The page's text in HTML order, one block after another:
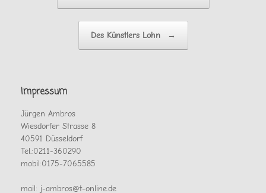
Des Künstlers Lohn →
Impressum
Jürgen Ambros
Wiesdorfer Strasse 8
40591 Düsseldorf
Tel.:0211-360290
mobil:0175-7065585
mail: j-ambros@t-online.de